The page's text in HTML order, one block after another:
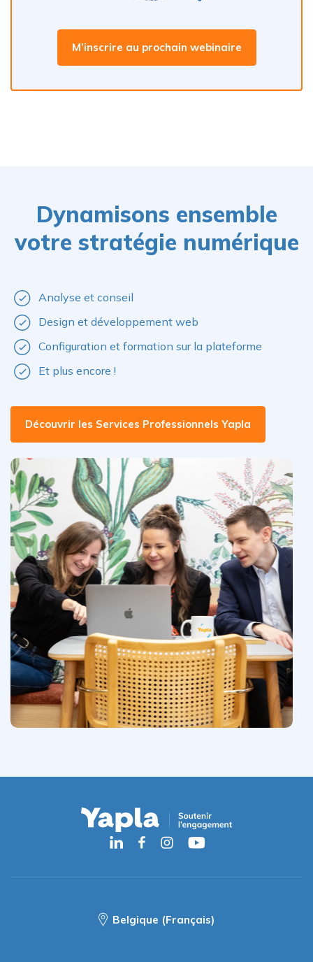
M’inscrire au prochain webinaire
Dynamisons ensemble
votre stratégie numérique
Analyse et conseil
Design et développement web
Configuration et formation sur la plateforme
Et plus encore !
Découvrir les Services Professionnels Yapla
Belgique (Français)